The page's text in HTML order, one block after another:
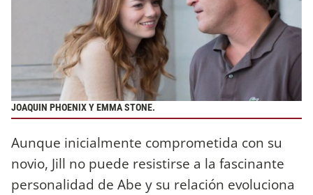
JOAQUIN PHOENIX Y EMMA STONE.
Aunque inicialmente comprometida con su
novio, Jill no puede resistirse a la fascinante
personalidad de Abe y su relación evoluciona